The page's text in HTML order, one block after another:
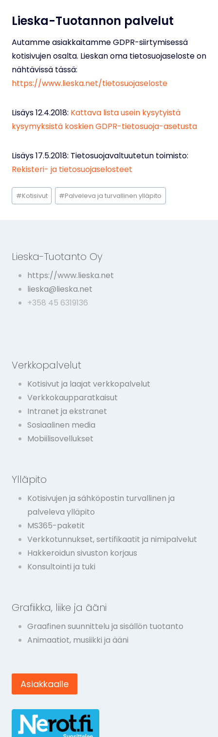
Lieska-Tuotannon palvelut
Autamme asiakkaitamme GDPR-siirtymisessä
kotisivujen osalta. Lieskan oma tietosuojaseloste on
nähtävissä tässä:
https://www.lieska.net/tietosuojaseloste
Lisäys 12.4.2018: Kattava lista usein kysytyistä
kysymyksistä koskien GDPR-tietosuoja-asetusta
Lisäys 17.5.2018: Tietosuojavaltuutetun toimisto:
Rekisteri- ja tietosuojaselosteet
Avainsanat:
#Kotisivut #Palveleva ja turvallinen ylläpito
Lieska-Tuotanto Oy
https://www.lieska.net
lieska@lieska.net
+358 45 6319136
Verkkopalvelut
Kotisivut ja laajat verkkopalvelut
Verkkokaupparatkaisut
Intranet ja ekstranet
Sosiaalinen media
Mobiilisovellukset
Ylläpito
Kotisivujen ja sähköpostin turvallinen ja
palveleva ylläpito
MS365-paketit
Verkkotunnukset, sertifikaatit ja nimipalvelut
Hakkeroidun sivuston korjaus
Konsultointi ja tuki
Grafiikka, liike ja ääni
Graafinen suunnittelu ja sisällön tuotanto
Animaatiot, musiikki ja ääni
Asiakkaalle